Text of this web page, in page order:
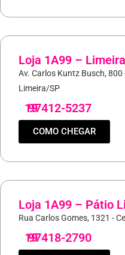
Loja 1A99 –
Av. Carlos Kuntz Busch,
Limeira/SP
19
97412-5237
COMO CHEGAR
Loja 1A99 – Pátio
Rua Carlos Gomes, 1321 -
19
97418-2790